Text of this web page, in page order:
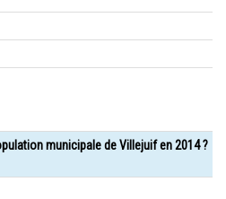
municipale de Villejuif en 2014 ?